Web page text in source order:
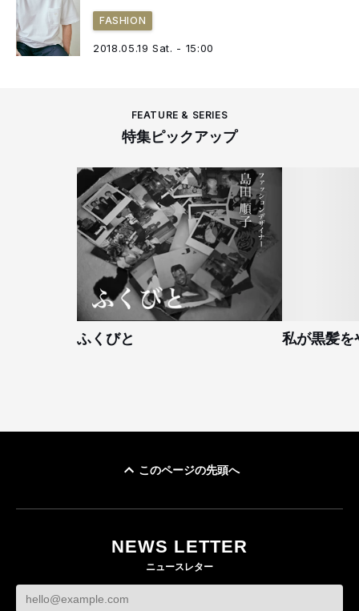
FASHION
2018.05.19 Sat. - 15:00
FEATURE & SERIES
特集ピックアップ
ふくびと 私が黒髪を
このページの先頭へ
NEWS LETTER
ニュースレター